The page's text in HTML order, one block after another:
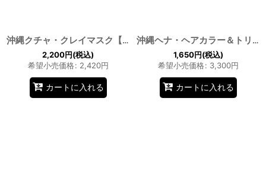
沖縄クチャ・クレイマスク【100%沖縄産】海シルト 洗顔泥パック 毛穴パック ピーリング 角質取りホヌアサーフライダー by EMAJINY
2,200円(税込)
希望小売価格: 2,420円
カートに入れる
沖縄ヘナ・ヘアカラー＆トリートメント オーガニック ヘナ ダメージヘア 無添加 敏感肌 自然由来 ギフト【沖縄産】 ホヌアサーフライダー by EMAJINY
1,650円(税込)
希望小売価格: 3,300円
カートに入れる